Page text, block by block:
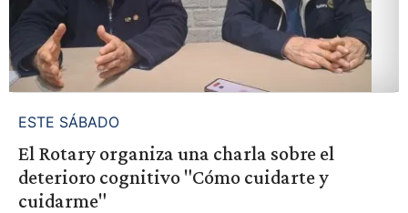
ESTE SÁBADO
El Rotary organiza una charla sobre el
deterioro cognitivo "Cómo cuidarte y
cuidarme"